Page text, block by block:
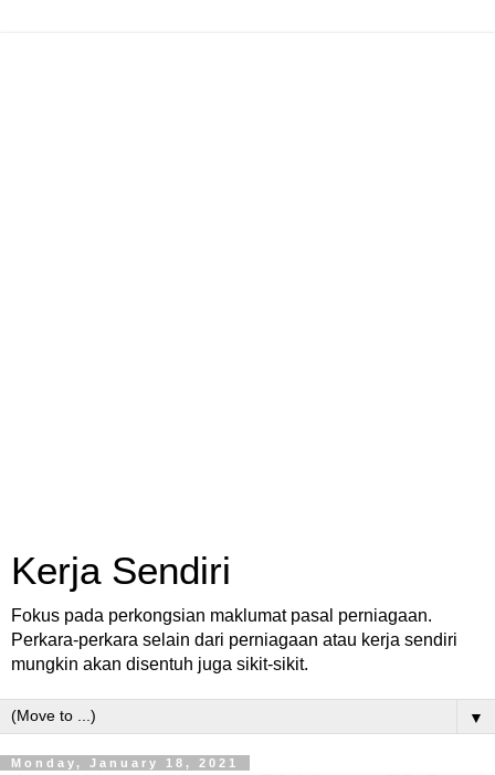
Kerja Sendiri
Fokus pada perkongsian maklumat pasal perniagaan.
Perkara-perkara selain dari perniagaan atau kerja sendiri
mungkin akan disentuh juga sikit-sikit.
▼
Monday, January 18, 2021